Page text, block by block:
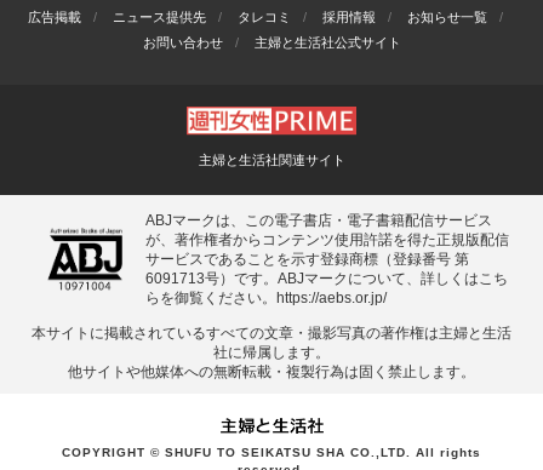
広告掲載
ニュース提供先 タレコミ 採用情報
お知らせ一覧
お問い合わせ
主婦と生活社公式サイト
主婦と生活社関連サイト
ABJマークは、この電子書店・電子書籍配信サービス
が、著作権者からコンテンツ使用許諾を得た正規版配信
サービスであることを示す登録商標（登録番号 第
6091713号）です。ABJマークについて、詳しくはこち
らを御覧ください。
https://aebs.or.jp/
本サイトに掲載されているすべての⽂章・撮影写真の著作権は主婦と⽣活
社に帰属します。
他サイトや他媒体への無断転載・複製⾏為は固く禁⽌します。
COPYRIGHT © SHUFU TO SEIKATSU SHA CO.,LTD. All rights